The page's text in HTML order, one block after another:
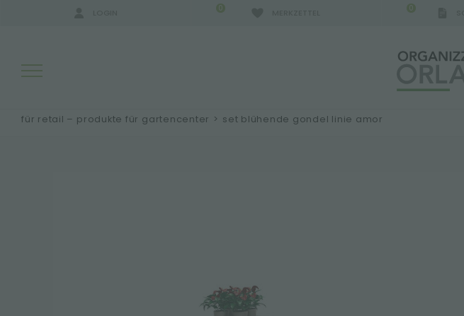
0 0
für retail – produkte für gartencenter > set blühende gondel linie amor